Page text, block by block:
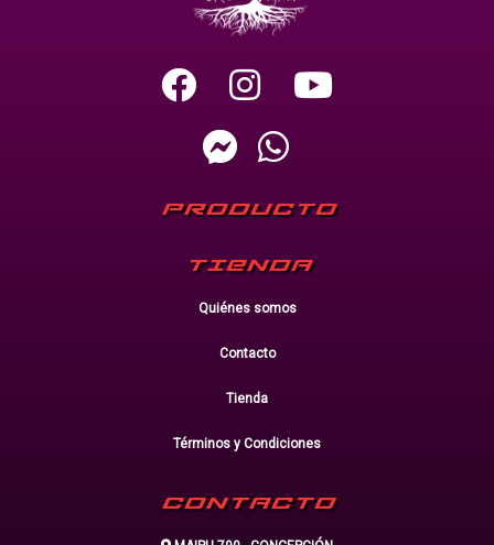
PRODUCTO
TIENDA
Quiénes somos
Contacto
Tienda
Términos y Condiciones
CONTACTO